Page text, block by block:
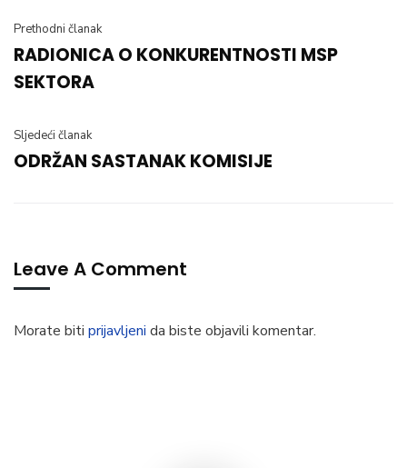
Prethodni članak
RADIONICA O KONKURENTNOSTI MSP
SEKTORA
Sljedeći članak
ODRŽAN SASTANAK KOMISIJE
Leave A Comment
Morate biti prijavljeni da biste objavili komentar.